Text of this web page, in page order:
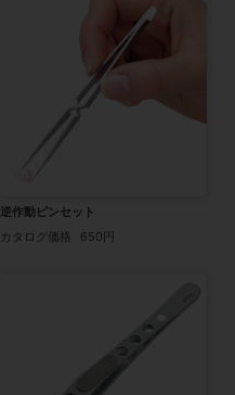
逆作動ピンセット
カタログ価格
650円